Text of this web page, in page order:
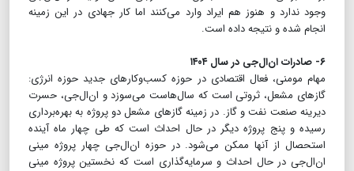
وجود ندارد و هنوز هم ایراد وارد می‌کنند اما کار جهادی در این زمینه
انجام شده و نتیجه داده است.
۶- صادرات ان‌ال‌جی در سال ۱۴۰۴
مهام مومنی، فعال اقتصادی در حوزه کسب‌وکارهای جدید حوزه انرژی:
گازهای مشعل، ثروتی است که سال‌هاست می‌سوزد و ان‌ال‌جی، حسرت
دیرینه صنعت نفت و گاز. در زمینه گازهای مشعل دو پروژه به بهره‌برداری
رسیده و پنج پروژه دیگر در حال احداث است که طی چهار ماه آینده
استحصال از آنها ممکن می‌شود. در حوزه ان‌ال‌جی چهار پروژه مینی
ان‌ال‌جی در حال احداث و سرمایه‌گذاری است که نخستین پروژه مینی